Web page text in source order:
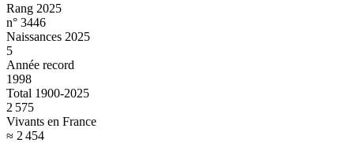
Rang 2025
n° 3446
Naissances 2025
5
Année record
1998
Total 1900-2025
2 575
Vivants en France
≈ 2 454